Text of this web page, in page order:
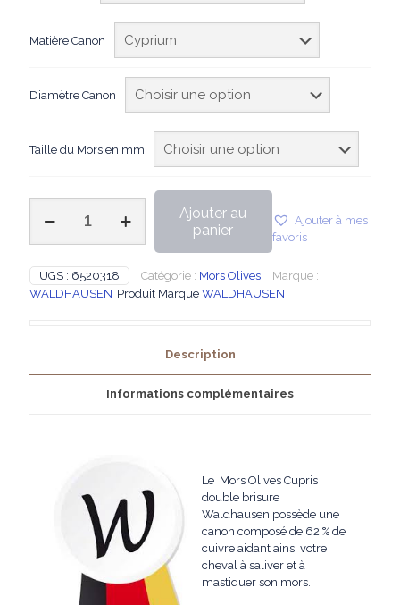
Matière Canon
Diamètre Canon
Taille du Mors en mm
Mors
Olives
Ajouter au
panier
Ajouter à mes
favoris
UGS : 6520318 Catégorie : Mors Olives
Marque :
WALDHAUSEN Produit Marque WALDHAUSEN
Description
Informations complémentaires
Le Mors Olives Cupris
double brisure
Waldhausen possède une
canon composé de 62 % de
cuivre aidant ainsi votre
cheval à saliver et à
mastiquer son mors.